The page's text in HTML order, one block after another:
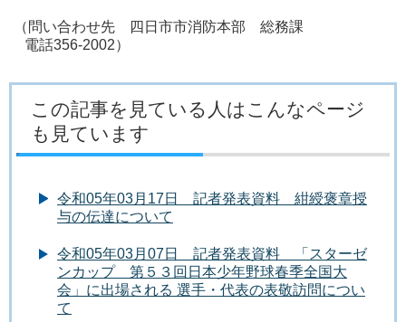
（問い合わせ先 四日市市消防本部 総務課
電話356-2002）
この記事を見ている人はこんなページ
も見ています
令和05年03月17日 記者発表資料 紺綬褒章授
与の伝達について
令和05年03月07日 記者発表資料 「スターゼ
ンカップ 第５３回日本少年野球春季全国大
会」に出場される 選手・代表の表敬訪問につい
て